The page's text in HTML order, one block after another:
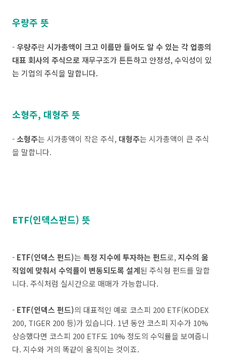
우량주 뜻
-우량주란 시가총액이 크고 이름만 들어도 알 수 있는 각 업종의
대표 회사의 주식으로 재무구조가 튼튼하고 안정성, 수익성이 있
는 기업의 주식을 말합니다.
소형주, 대형주 뜻
-소형주는 시가총액이 작은 주식, 대형주는 시가총액이 큰 주식
을 말합니다.
ETF(인덱스펀드) 뜻
- ETF(인덱스 펀드)는 특정 지수에 투자하는 펀드로,지수의 움
직임에 맞춰서 수익률이 변동되도록 설계된 주식형 펀드를 말합
니다. 주식처럼 실시간으로 매매가 가능합니다.
- ETF(인덱스 펀드)의 대표적인 예로 코스피 200 ETF(KODEX
200, TIGER 200 등)가 있습니다. 1년 동안 코스피 지수가 10%
상승했다면 코스피 200 ETF도 10% 정도의 수익률을 보여줍니
다. 지수와 거의 똑같이 움직이는 것이죠.